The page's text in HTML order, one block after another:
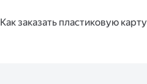
Как заказать пластиковую карту